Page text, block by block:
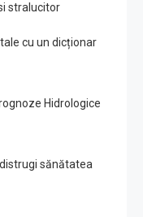
stralucitor
cu un dicționar
Hidrologice
sănătatea